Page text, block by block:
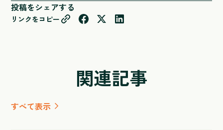
投稿をシェアする
リンクをコピー
関連記事
すべて表示